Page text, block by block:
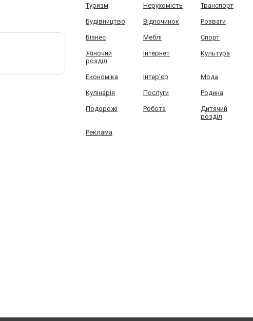
Туризм Нерухомість Транспорт
Будівництво Відпочинок Розваги
Бізнес Меблі Спорт
Жіночий
розділ
Інтернет Культура
Економіка Інтер'єр Мода
Кулінарія Послуги Родина
Подорожі Робота
Дитячий
розділ
Реклама